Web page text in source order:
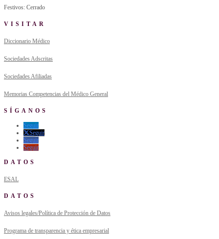
Festivos: Cerrado
VISITAR
Diccionario Médico
Sociedades Adscritas
Sociedades Afiliadas
Memorias Competencias del Médico General
SÍGANOS
Seguir
Seguir
Seguir
Seguir
DATOS
ESAL
DATOS
Avisos legales/Política de Protección de Datos
Programa de transparencia y ética empresarial